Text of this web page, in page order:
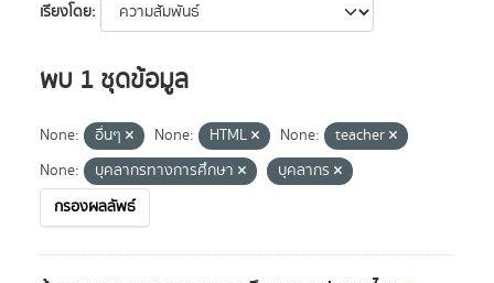
เรียงโดย
พบ 1 ชุดข้อมูล
None: อื่นๆ None: HTML None:
teacher
None:
บุคลากรทางการศึกษา
บุคลากร
กรองผลลัพธ์